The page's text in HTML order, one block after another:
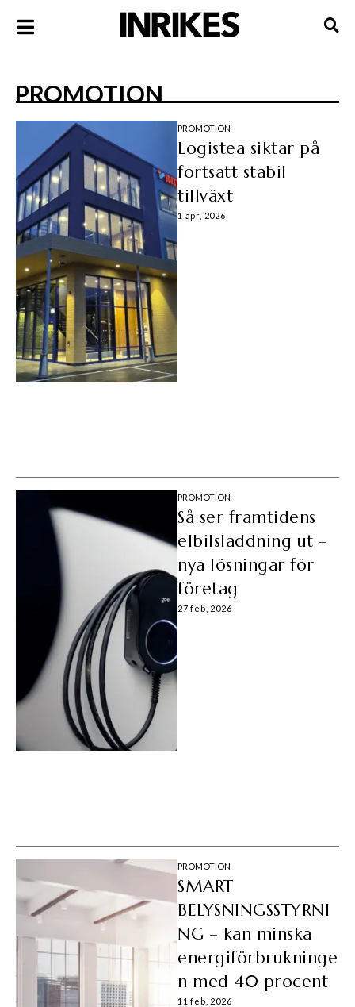
PROMOTION
PROMOTION
Logistea siktar på
fortsatt stabil
tillväxt
1 apr, 2026
PROMOTION
Så ser framtidens
elbilsladdning ut –
nya lösningar för
företag
27 feb, 2026
PROMOTION
SMART
BELYSNINGSSTYRNI
NG – kan minska
energiförbrukninge
n med 40 procent
11 feb, 2026